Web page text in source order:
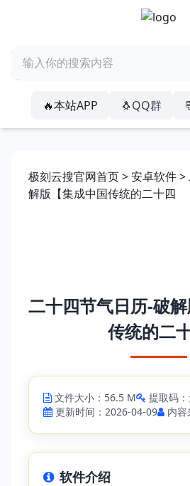
🔥本站APP 🐧QQ群
极刻云搜官网首页>安卓软件>
解版【集成中国传统的二十四
二十四节气日历-破
传统的二
文件大小：56.5 M
提取码
更新时间：2026-04-09
内
软件介绍